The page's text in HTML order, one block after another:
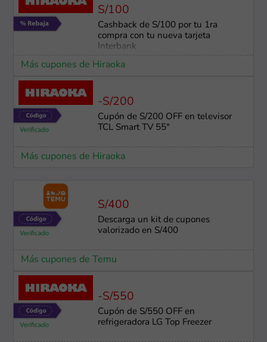
S/100
Cashback de S/100 por tu 1ra
compra con tu nueva tarjeta
Interbank
Más cupones de Hiraoka
-S/200
Cupón de S/200 OFF en televisor
TCL Smart TV 55"
Más cupones de Hiraoka
S/400
Descarga un kit de cupones
valorizado en S/400
Más cupones de Temu
-S/550
Cupón de S/550 OFF en
refrigeradora LG Top Freezer